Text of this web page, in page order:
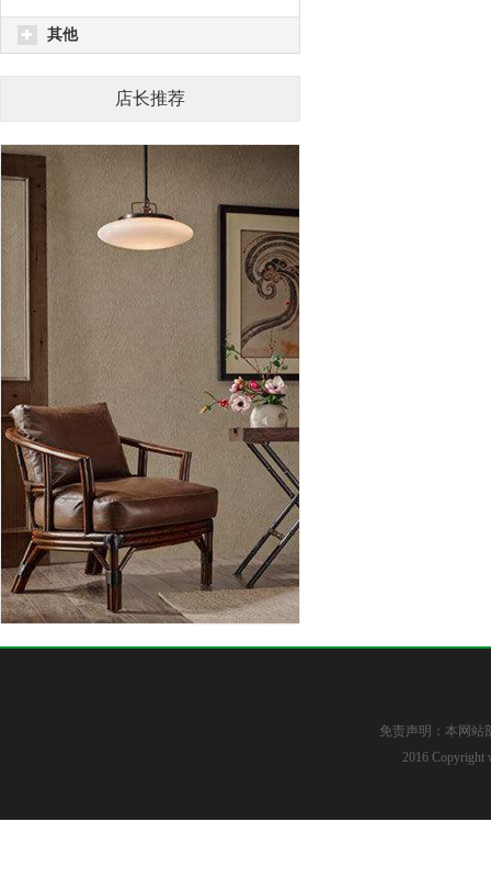
其他
店长推荐
免责声明：本网站
2016